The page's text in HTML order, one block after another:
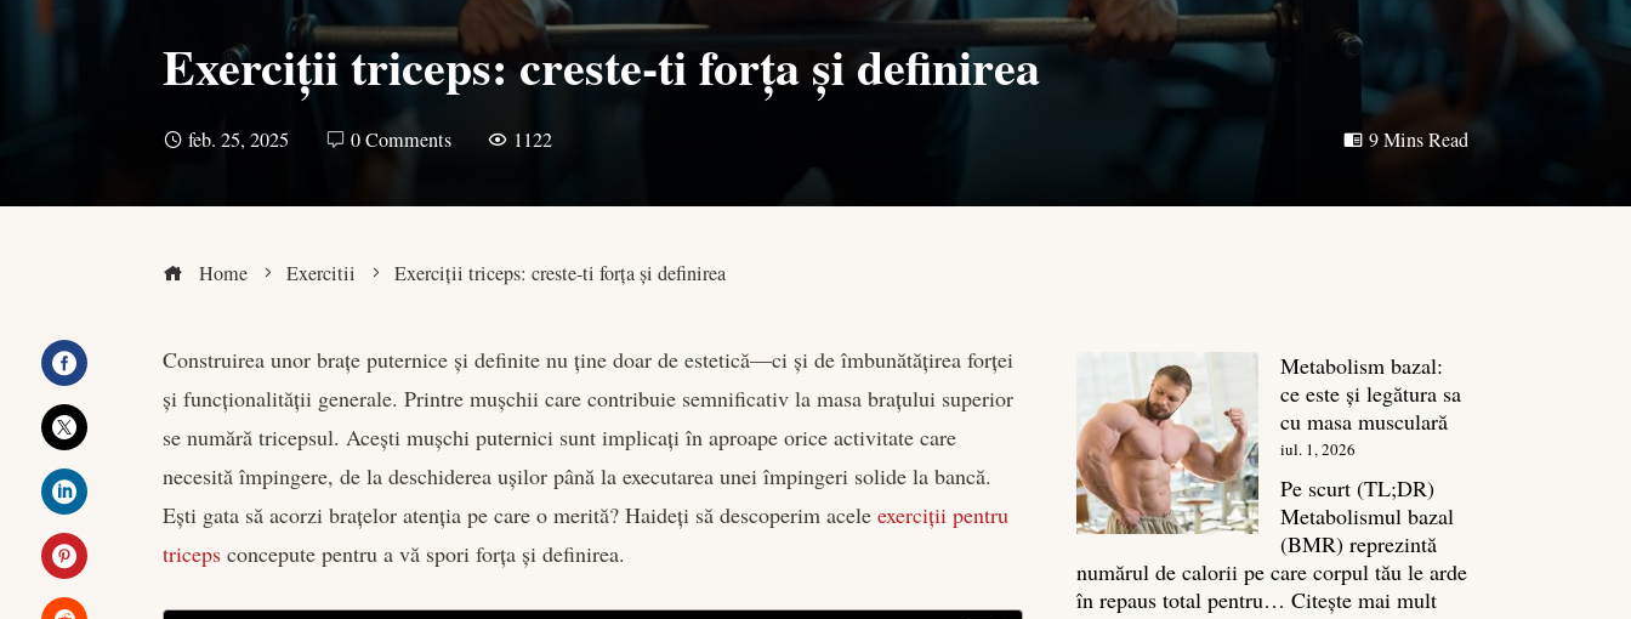
Exerciții triceps: creste-ti forța și definirea
feb. 25, 2025 0 Comments 1122 9 Mins Read
Home Exercitii Exerciții triceps: creste-ti forța și definirea
Facebook
Twitter
LinkedIn
Pinterest
Construirea unor brațe puternice și definite nu ține doar de estetică—ci și de îmbunătățirea forței
și funcționalității generale. Printre mușchii care contribuie semnificativ la masa brațului superior
se numără tricepsul. Acești mușchi puternici sunt implicați în aproape orice activitate care
necesită împingere, de la deschiderea ușilor până la executarea unei împingeri solide la bancă.
Ești gata să acorzi brațelor atenția pe care o merită? Haideți să descoperim aceleexerciții pentru
triceps concepute pentru a vă spori forța și definirea.
Metabolism bazal:
ce este și legătura sa
cu masa musculară
iul. 1, 2026
Pe scurt (TL;DR)
Metabolismul bazal
(BMR) reprezintă
numărul de calorii pe care corpul tău le arde
în repaus total pentru…Citește mai mult: